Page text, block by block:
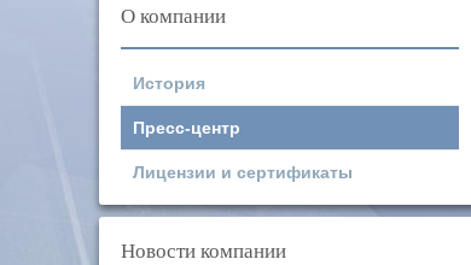
О компании
История
Пресс-центр
Лицензии и сертификаты
Новости компании